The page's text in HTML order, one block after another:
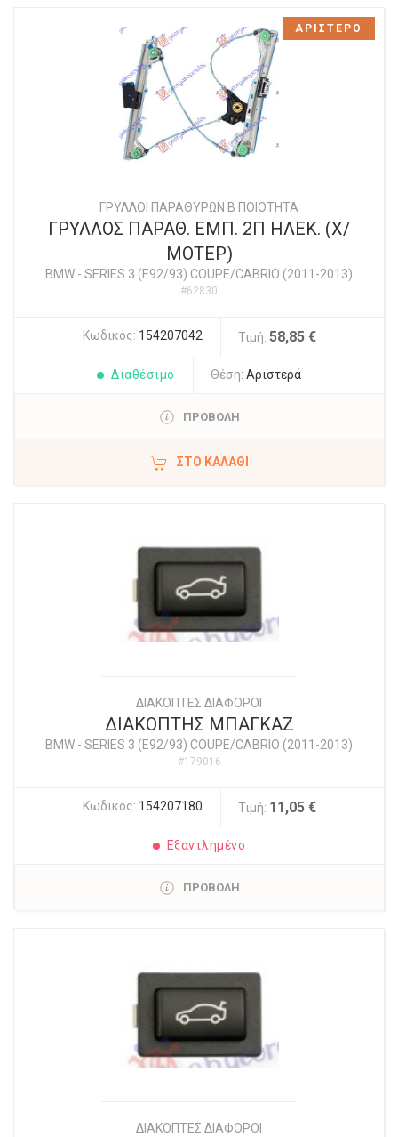
ΓΡΥΛΛΟΙ ΠΑΡΑΘΥΡΩΝ Β ΠΟΙΟΤΗΤΑ
ΓΡΥΛΛΟΣ ΠΑΡΑΘ. ΕΜΠ. 2Π ΗΛΕΚ. (Χ/
ΜΟΤΕΡ)
BMW - SERIES 3 (E92/93) COUPE/CABRIO (2011-2013)
#62830
Κωδικός: 154207042 Τιμή: 58,85 €
Διαθέσιμο Θέση: Αριστερά
ΠΡΟΒΟΛΗ
ΣΤΟ ΚΑΛΆΘΙ
ΑΡΙΣΤΕΡΟ
ΔΙΑΚΟΠΤΕΣ ΔΙΑΦΟΡΟΙ
ΔΙΑΚΟΠΤΗΣ ΜΠΑΓΚΑΖ
BMW - SERIES 3 (E92/93) COUPE/CABRIO (2011-2013)
#179016
Κωδικός: 154207180 Τιμή: 11,05 €
Εξαντλημένο
ΠΡΟΒΟΛΗ
ΔΙΑΚΟΠΤΕΣ ΔΙΑΦΟΡΟΙ